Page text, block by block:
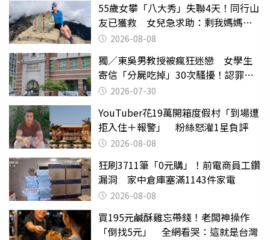
55歲女攀「八大秀」失聯4天！同行山
友已獲救 女兒急求助：剩我媽媽還
沒找到
2026-08-08
獨／東吳男教授被瘋狂迷戀 女學生
寄信「分屍吃掉」30次騷擾！認罪免
關 2026-07-30
YouTuber花19萬開箱度假村「到場遭
拒入住＋報警」 粉絲怒灌1星負評
2026-08-08
狂刷3711筆「0元購」！前電商員工鑽
漏洞 家中倉庫塞滿1143件家電
2026-08-08
買195元鹹酥雞忘帶錢！老闆神操作
「倒找5元」 全網看哭：這就是台灣